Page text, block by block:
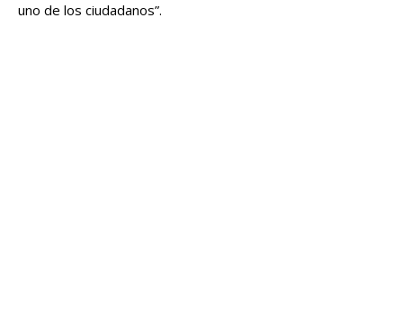
uno de los ciudadanos”.